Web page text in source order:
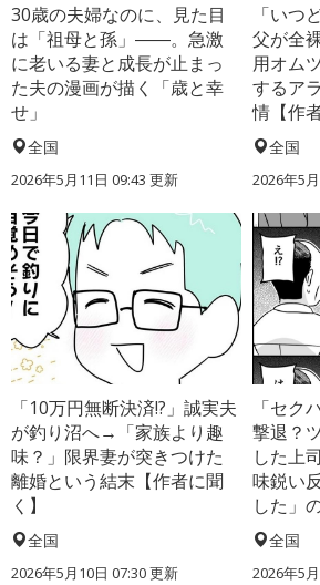
30歳の夫婦なのに、見た目
は「祖母と孫」――。急激
に老いる妻と成長が止まっ
た夫の漫画が描く「歳と幸
せ」
全国
2026年5月11日 09:43 更新
「いつ
父が全
用オム
するア
情【作
全国
2026年5
「10万円無断決済!?」誠実夫
が釣り沼へ→「家族より趣
味？」限界妻が突きつけた
離婚という結末【作者に聞
く】
全国
2026年5月10日 07:30 更新
「セク
撃退？
した上
味鋭い
した」
全国
2026年5